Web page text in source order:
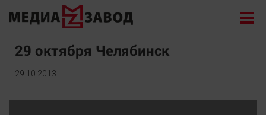
Новости
29 октября Челябинск
29.10.2013